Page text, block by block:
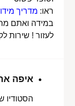
ראו: מדריך
במידה ואתם
לעזור ! שירות
איפה